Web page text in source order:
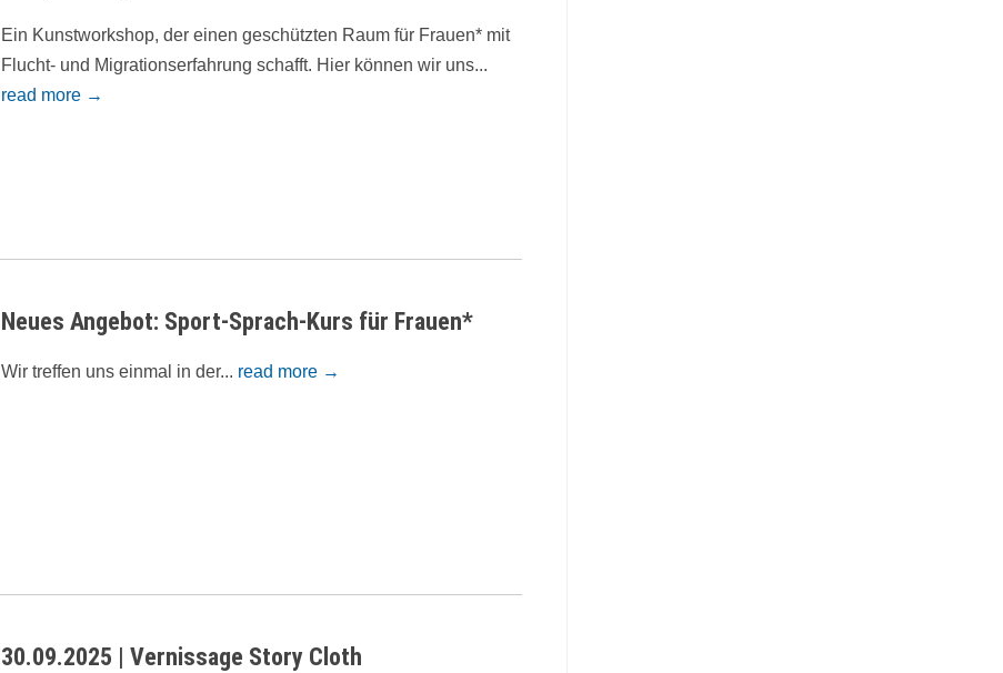
Ein Kunstworkshop, der einen geschützten Raum für Frauen* mit
Flucht- und Migrationserfahrung schafft. Hier können wir uns...
read more →
Neues Angebot: Sport-Sprach-Kurs für Frauen*
Wir treffen uns einmal in der... read more →
30.09.2025 | Vernissage Story Cloth